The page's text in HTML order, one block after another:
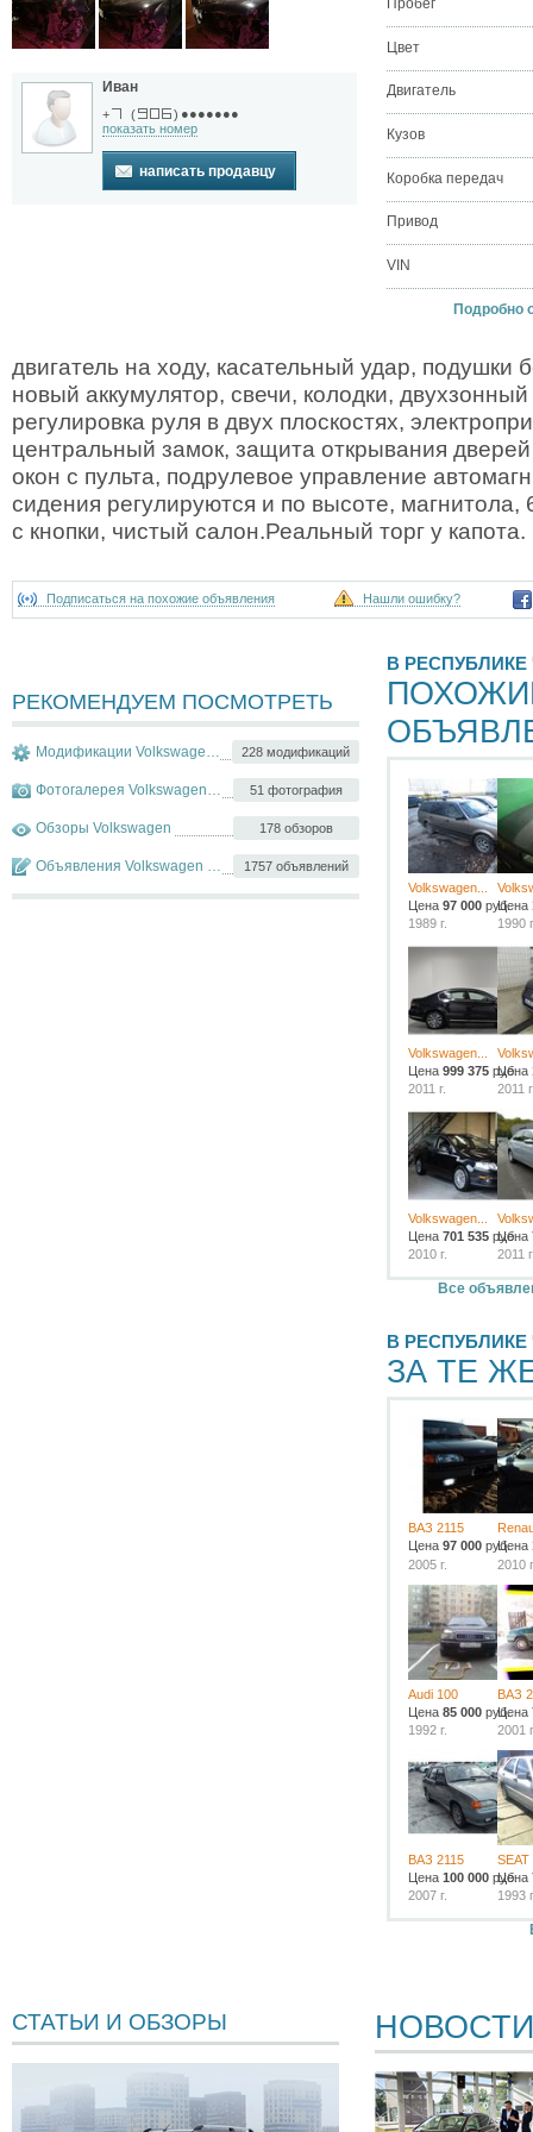
Иван
+ ( ) ●●●●●●●
показать номер
написать продавцу
Пробег
Цвет
Двигатель
Кузов
Коробка передач
Привод
VIN
Подробно
двигатель на ходу, касательный удар, подушки
новый аккумулятор, свечи, колодки,
регулировка руля в двух плоскостях,
центральный замок, защита открывания
окон с пульта, подрулевое управление
сидения регулируются и по высоте, магнитола,
с кнопки, чистый салон.Реальный торг у капота.
Подписаться на похожие объявления Нашли ошибку?
РЕКОМЕНДУЕМ ПОСМОТРЕТЬ
228 модификаций
Модификации Volkswagen Passat
51 фотография
Фотогалерея Volkswagen Passat
178 обзоров
Обзоры Volkswagen
1757 объявлений
Объявления Volkswagen Passat
В
Volkswagen...
Цена 97 000 руб.
1989 г.
Цена
1990
Volkswagen...
Цена 999 375 руб.
2011 г.
Цена
2011
Volkswagen...
Цена 701 535 руб.
2010 г.
Цена
2011
Все
В
ЗА ТЕ
ВАЗ 2115
Цена 97 000 руб.
2005 г.
Цена
2010
Audi 100
Цена 85 000 руб.
1992 г.
ВАЗ
Цена
2001
ВАЗ 2115
Цена 100 000 руб.
2007 г.
SEAT
Цена
1993
СТАТЬИ И ОБЗОРЫ НОВОСТИ